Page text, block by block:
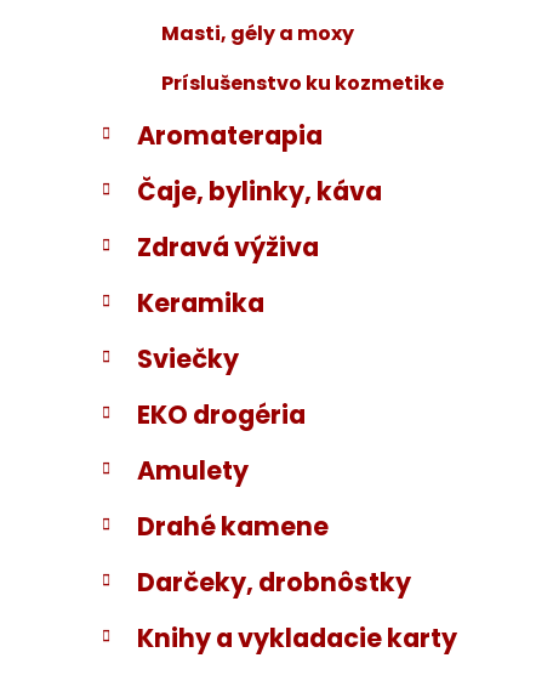
Masti, gély a moxy
Príslušenstvo ku kozmetike
Aromaterapia
Čaje, bylinky, káva
Zdravá výživa
Keramika
Sviečky
EKO drogéria
Amulety
Drahé kamene
Darčeky, drobnôstky
Knihy a vykladacie karty